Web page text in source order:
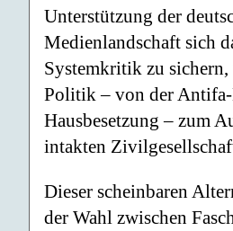
Unterstützung der
Medienlandschaft sich
Systemkritik zu
Politik – von der
Hausbesetzung – zum
intakten
Dieser scheinbaren
der Wahl zwischen